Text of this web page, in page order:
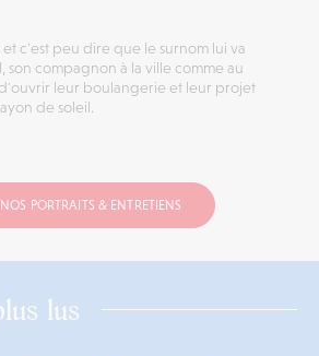
c'est peu dire que le surnom lui va
son compagnon à la ville comme au
leur boulangerie et leur projet
de soleil.
PORTRAITS & ENTRETIENS
lus